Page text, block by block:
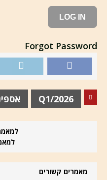
Forgot Password
Q1/2026
מאמרים קשורים